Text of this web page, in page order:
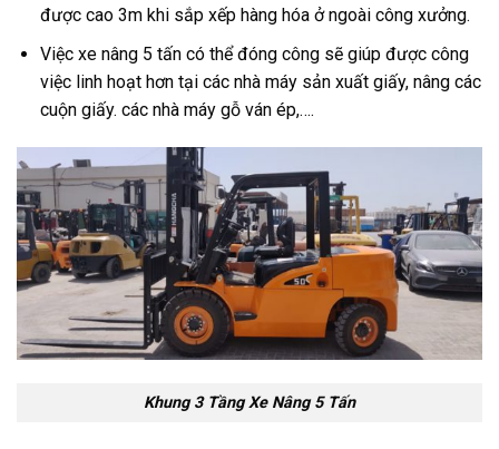
được cao 3m khi sắp xếp hàng hóa ở ngoài công xưởng.
Việc xe nâng 5 tấn có thể đóng công sẽ giúp được công
việc linh hoạt hơn tại các nhà máy sản xuất giấy, nâng các
cuộn giấy. các nhà máy gỗ ván ép,….
Khung 3 Tầng Xe Nâng 5 Tấn